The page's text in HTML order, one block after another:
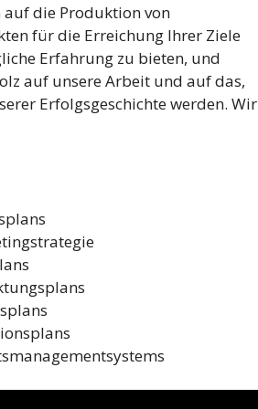
auf die Produktion von
für die Erreichung Ihrer Ziele
Erfahrung zu bieten, und
auf unsere Arbeit und auf das,
Erfolgsgeschichte werden. Wir